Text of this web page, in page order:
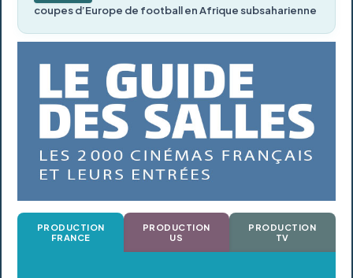
coupes d’Europe de football en Afrique subsaharienne
PRODUCTION
FRANCE
PRODUCTION
US
PRODUCTION
TV